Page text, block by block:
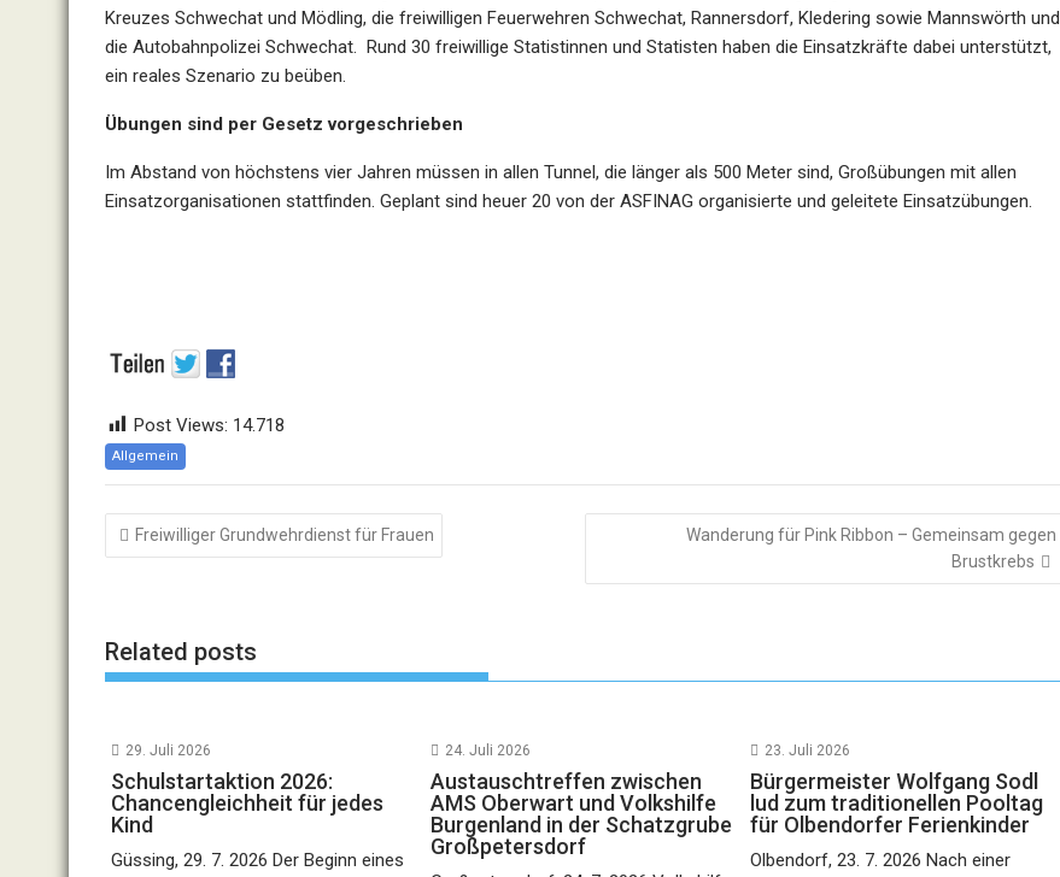
Kreuzes Schwechat und Mödling, die freiwilligen Feuerwehren Schwechat, Rannersdorf, Kledering sowie Mannswörth und
die Autobahnpolizei Schwechat. Rund 30 freiwillige Statistinnen und Statisten haben die Einsatzkräfte dabei unterstützt,
ein reales Szenario zu beüben.
Übungen sind per Gesetz vorgeschrieben
Im Abstand von höchstens vier Jahren müssen in allen Tunnel, die länger als 500 Meter sind, Großübungen mit allen
Einsatzorganisationen stattfinden. Geplant sind heuer 20 von der ASFINAG organisierte und geleitete Einsatzübungen.
Post Views: 14.718
Allgemein
Beitragsnavigation
Freiwilliger Grundwehrdienst für Frauen
Wanderung für Pink Ribbon – Gemeinsam gegen
Brustkrebs
Related posts
29. Juli 2026
Schulstartaktion 2026:
Chancengleichheit für jedes
Kind
Güssing, 29. 7. 2026 Der Beginn eines
24. Juli 2026
Austauschtreffen zwischen
AMS Oberwart und Volkshilfe
Burgenland in der Schatzgrube
Großpetersdorf
23. Juli 2026
Bürgermeister Wolfgang Sodl
lud zum traditionellen Pooltag
für Olbendorfer Ferienkinder
Olbendorf, 23. 7. 2026 Nach einer